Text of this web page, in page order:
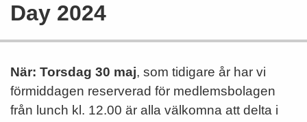
Day 2024
När: Torsdag 30 maj, som tidigare år har vi
förmiddagen reserverad för medlemsbolagen
från lunch kl. 12.00 är alla välkomna att delta i